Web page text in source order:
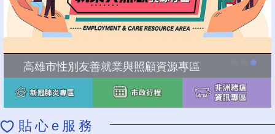
高雄市性別友善就業與照顧資源專區
貼心e服務